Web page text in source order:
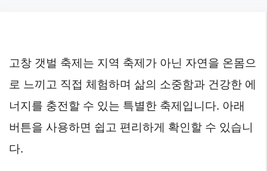
고창 갯벌 축제는 지역 축제가 아닌 자연을 온몸으
로 느끼고 직접 체험하며 삶의 소중함과 건강한 에
너지를 충전할 수 있는 특별한 축제입니다. 아래
버튼을 사용하면 쉽고 편리하게 확인할 수 있습니
다.